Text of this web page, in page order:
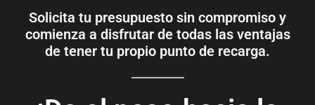
Solicita tu presupuesto sin compromiso y
comienza a disfrutar de todas las ventajas
de tener tu propio punto de recarga.